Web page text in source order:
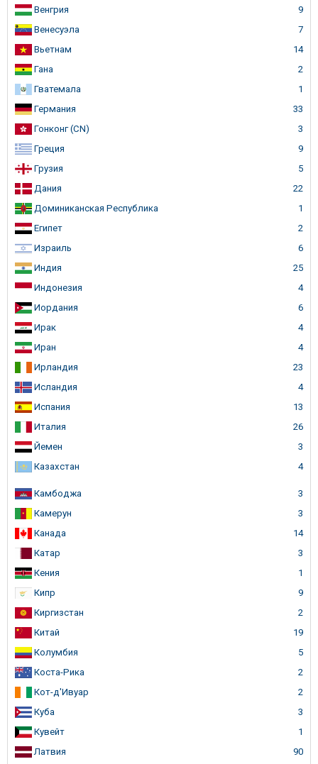
Венгрия
9
Венесуэла
7
Вьетнам
14
Гана
2
Гватемала
1
Германия
33
Гонконг (CN)
3
Греция
9
Грузия
5
Дания
22
Доминиканская Республика
1
Египет
2
Израиль
6
Индия
25
Индонезия
4
Иордания
6
Ирак
4
Иран
4
Ирландия
23
Исландия
4
Испания
13
Италия
26
Йемен
3
Казахстан
4
Камбоджа
3
Камерун
3
Канада
14
Катар
3
Кения
1
Кипр
9
Киргизстан
2
Китай
19
Колумбия
5
Коста-Рика
2
Кот-д'Ивуар
2
Куба
3
Кувейт
1
Латвия
90